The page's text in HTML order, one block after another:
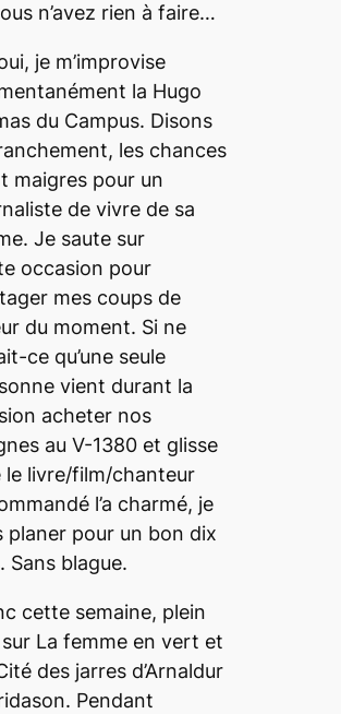
n’avez rien à faire…
je m’improvise
la Hugo
du Campus. Disons
les chances
maigres pour un
de vivre de sa
Je saute sur
occasion pour
mes coups de
du moment. Si ne
ce qu’une seule
vient durant la
acheter nos
au V-1380 et glisse
le livre/film/chanteur
l’a charmé, je
planer pour un bon dix
Sans blague.
cette semaine, plein
La femme en vert et
des jarres d’Arnaldur
Pendant